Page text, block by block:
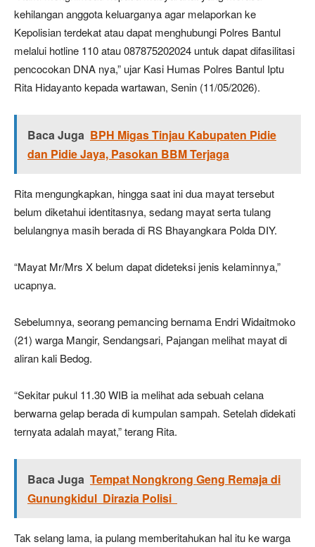
kehilangan anggota keluarganya agar melaporkan ke
Kepolisian terdekat atau dapat menghubungi Polres Bantul
melalui hotline 110 atau 087875202024 untuk dapat difasilitasi
pencocokan DNA nya,” ujar Kasi Humas Polres Bantul Iptu
Rita Hidayanto kepada wartawan, Senin (11/05/2026).
Baca Juga BPH Migas Tinjau Kabupaten Pidie
dan Pidie Jaya, Pasokan BBM Terjaga
Rita mengungkapkan, hingga saat ini dua mayat tersebut
belum diketahui identitasnya, sedang mayat serta tulang
belulangnya masih berada di RS Bhayangkara Polda DIY.
“Mayat Mr/Mrs X belum dapat dideteksi jenis kelaminnya,”
ucapnya.
Sebelumnya, seorang pemancing bernama Endri Widaitmoko
(21) warga Mangir, Sendangsari, Pajangan melihat mayat di
aliran kali Bedog.
“Sekitar pukul 11.30 WIB ia melihat ada sebuah celana
berwarna gelap berada di kumpulan sampah. Setelah didekati
ternyata adalah mayat,” terang Rita.
Baca Juga Tempat Nongkrong Geng Remaja di
Gunungkidul Dirazia Polisi
Tak selang lama, ia pulang memberitahukan hal itu ke warga